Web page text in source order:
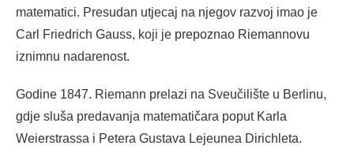
matematici. Presudan utjecaj na njegov razvoj imao je
Carl Friedrich Gauss, koji je prepoznao Riemannovu
iznimnu nadarenost.
Godine 1847. Riemann prelazi na Sveučilište u Berlinu,
gdje sluša predavanja matematičara poput Karla
Weierstrassa i Petera Gustava Lejeunea Dirichleta.